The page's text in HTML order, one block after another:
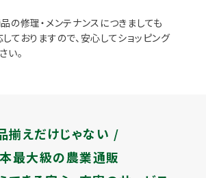
の修理・メンテナンスにつきましても
ておりますので、安心してショッピング
い。
揃えだけじゃない /
最大級の農業通販